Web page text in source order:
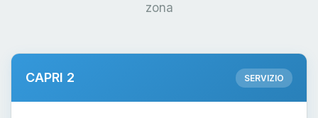
zona
CAPRI 2 SERVIZIO